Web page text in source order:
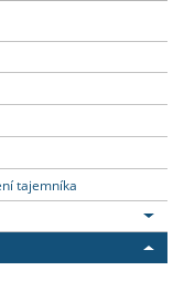
tajemníka